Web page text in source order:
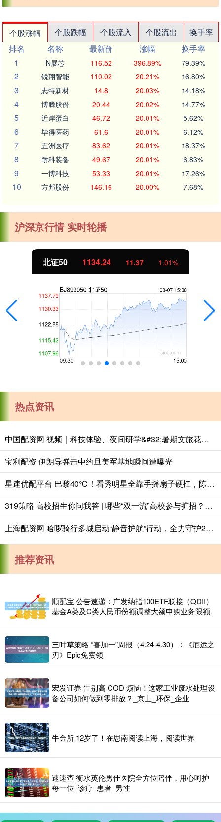
个股涨幅 个股跌幅 个股流入 个股流出
换手率
排名
名称 最新价 涨幅
换手率
1
N展芯 116.52 396.89% 79.39%
2 锐翔智能 110.02 20.21% 16.80%
3 志特新材 14.8 20.03% 14.18%
4 博腾股份 20.44 20.02% 14.77%
5 近岸蛋白 46.72 20.01% 5.62%
6 毕得医药 61.6 20.01% 6.12%
7 五洲医疗 83.62 20.01% 18.37%
8 耐科装备 49.67 20.01% 6.83%
9 一博科技 53.33 20.01% 17.26%
10 方邦股份 146.16 20.00% 7.68%
沪深京行情 实时轮播
北证50 1134.24 11.37 1.01%
热点资讯
中国配资网 视频｜科技体验、夜间研学&#32;暑期文旅花样上新
宝利配资 伊朗导弹击中约旦美军基地瞬间遭曝光
星速优配平台 巴黎40℃！看秀明星全靠手摇扇子硬扛，陈星旭蹭空调抱冰块
319策略 高校招生你问我答 | 哪些“双一流”高校参与扩招？重点投向哪些领域？
上海配资网 哈啰骑行多城启动“静音护航”行动，全力守护2026年高考
推荐资讯
顺配宝 公告速递：广发纳指100ETF联接（QDII）
基金A类及C类人民币份额调整大额申购业务限额
三叶草策略 “喜加一”周报（4.24-4.30）：《厄运之
刃》Epic免费领
宏发证券 告别高 COD 烦恼！这家工业废水处理设
备公司如何做到零排放？_京上_环保_企业
牛金所 12岁了！在思南阅读上海，阅读世界
速速查 衡水英伦男仕医院全方位陪伴，用心呵护
每一位_诊疗_患者_男性